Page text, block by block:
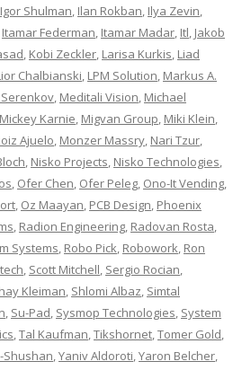
Igor Shulman, Ilan Rokban, Ilya Zevin,
Itamar Federman, Itamar Madar, Itl, Jakob
, Kobi Zeckler, Larisa Kurkis, Liad
Chalbianski, LPM Solution, Markus A.
, Meditali Vision, Michael
Mickey Karnie, Migvan Group, Miki Klein,
Ajuelo, Monzer Massry, Nari Tzur,
, Nisko Projects, Nisko Technologies,
, Ofer Chen, Ofer Peleg, Ono-It Vending,
, Oz Maayan, PCB Design, Phoenix
, Radion Engineering, Radovan Rosta,
Systems, Robo Pick, Robowork, Ron
, Scott Mitchell, Sergio Rocian,
Kleiman, Shlomi Albaz, Simtal
, Su-Pad, Sysmop Technologies, System
,Tal Kaufman,Tikshornet,Tomer Gold,
Shushan,Yaniv Aldoroti,Yaron Belcher,